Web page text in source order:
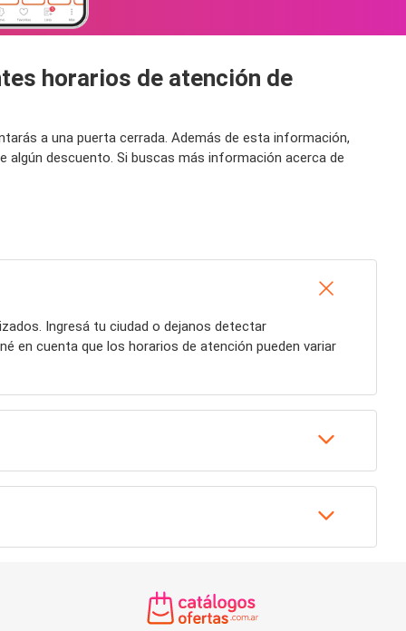
horarios de atención de
a una puerta cerrada. Además de esta información,
descuento. Si buscas más información acerca de
Ingresá tu ciudad o dejanos detectar
en cuenta que los horarios de atención pueden variar